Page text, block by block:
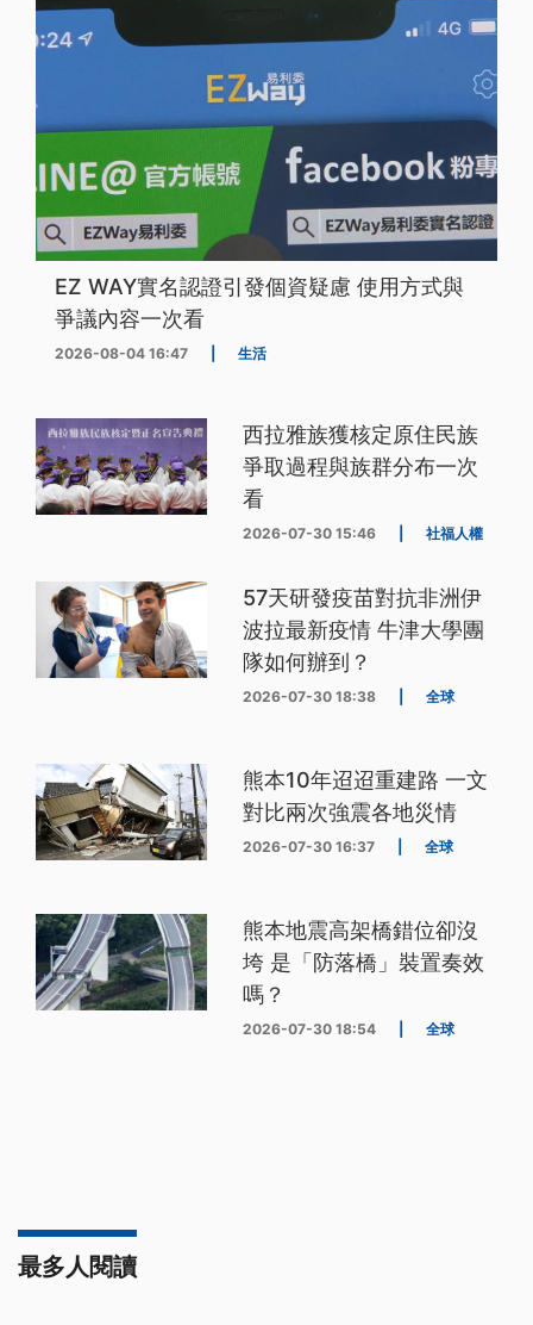
EZ WAY實名認證引發個資疑慮 使用方式與
爭議內容一次看
2026-08-04 16:47 生活
西拉雅族獲核定原住民族
爭取過程與族群分布一次
看
2026-07-30 15:46 社福人權
57天研發疫苗對抗非洲伊
波拉最新疫情 牛津大學團
隊如何辦到？
2026-07-30 18:38 全球
熊本10年迢迢重建路 一文
對比兩次強震各地災情
2026-07-30 16:37 全球
熊本地震高架橋錯位卻沒
垮 是「防落橋」裝置奏效
嗎？
2026-07-30 18:54 全球
最多人閱讀